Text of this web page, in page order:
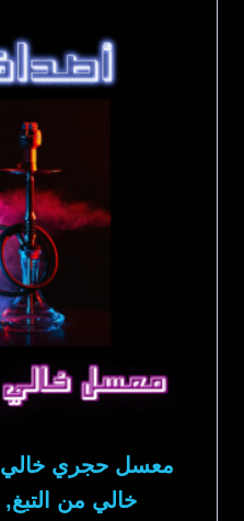
معسل حجري خالي
خالي من